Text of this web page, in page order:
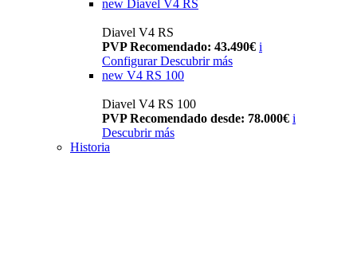
new Diavel V4 RS
Diavel V4 RS
PVP Recomendado: 43.490€ i
Configurar Descubrir más
new V4 RS 100
Diavel V4 RS 100
PVP Recomendado desde: 78.000€ i
Descubrir más
Historia